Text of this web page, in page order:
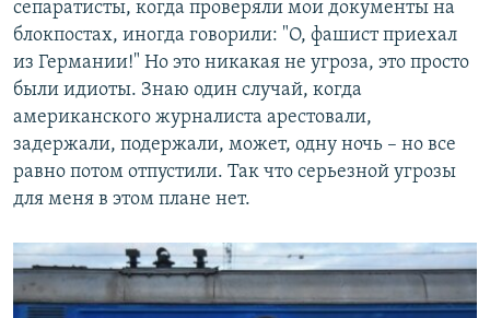
сепаратисты, когда проверяли мои документы на
блокпостах, иногда говорили: "О, фашист приехал
из Германии!" Но это никакая не угроза, это просто
были идиоты. Знаю один случай, когда
американского журналиста арестовали,
задержали, подержали, может, одну ночь – но все
равно потом отпустили. Так что серьезной угрозы
для меня в этом плане нет.